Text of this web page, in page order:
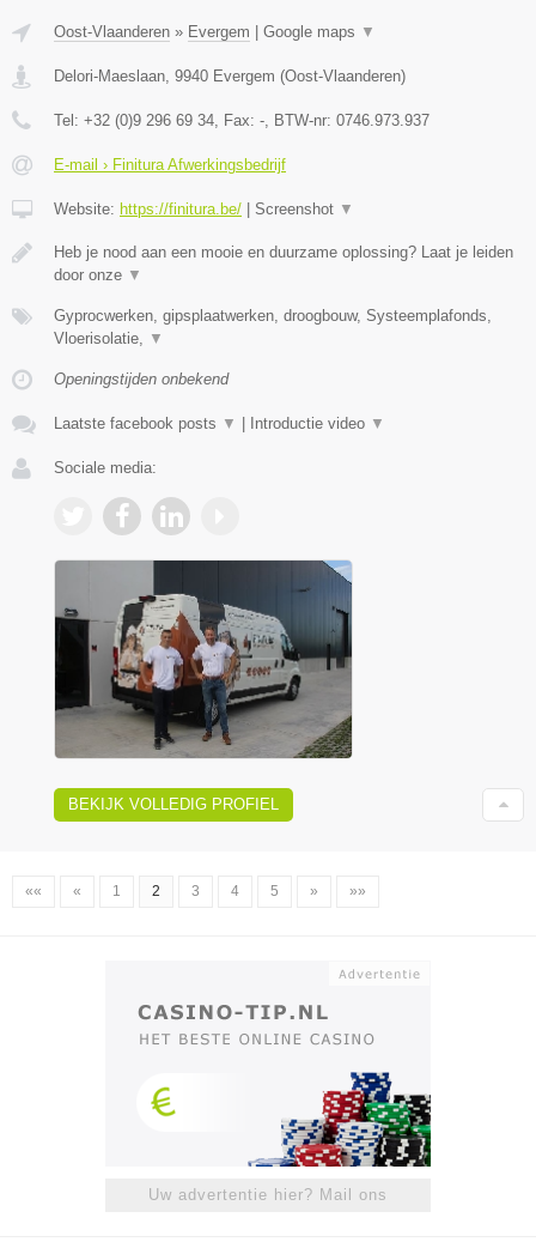
Oost-Vlaanderen » Evergem Google maps ▼
Delori-Maeslaan, 9940 Evergem (Oost-Vlaanderen)
Tel: +32 (0)9 296 69 34, Fax: -, BTW-nr: 0746.973.937
E-mail › Finitura Afwerkingsbedrijf
Website: https://finitura.be/ Screenshot ▼
Heb je nood aan een mooie en duurzame oplossing? Laat je leiden
door onze ▼
Gyprocwerken, gipsplaatwerken, droogbouw, Systeemplafonds,
Vloerisolatie, ▼
Openingstijden onbekend
Laatste facebook posts ▼ Introductie video ▼
Sociale media:
BEKIJK VOLLEDIG PROFIEL
«« « 1 2 3 4 5 » »»
Uw advertentie hier? Mail ons